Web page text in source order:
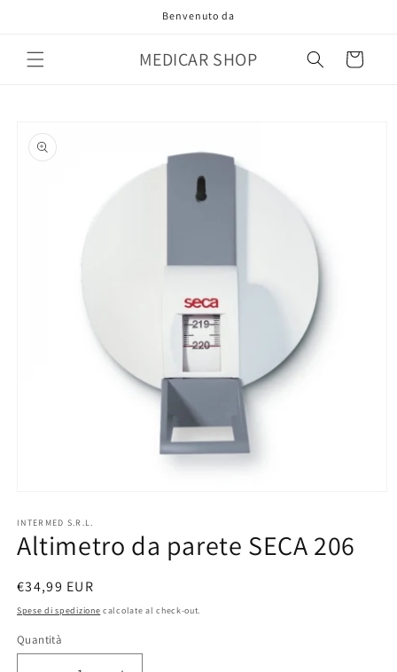
Benvenuto da
MEDICAR SHOP Carrello
informazioni
sul prodotto
multimediali
1
in
INTERMED S.R.L.
Altimetro da parete SECA 206
Prezzo
di
€34,99 EUR
Spese di spedizione calcolate al check-out.
Quantità
Quantità